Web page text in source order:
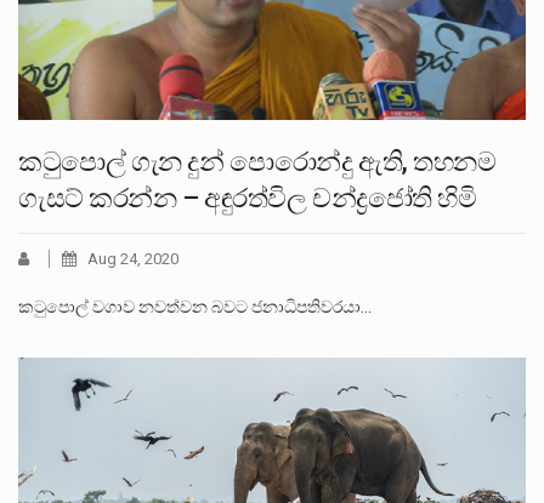
කටුපොල් ගැන දුන් පොරොන්දු ඇති, තහනම
ගැසට් කරන්න – අඳුරත්විල චන්ද්‍රජෝති හිමි
Aug 24, 2020
කටුපොල් වගාව නවත්වන බවට ජනාධිපතිවරයා…